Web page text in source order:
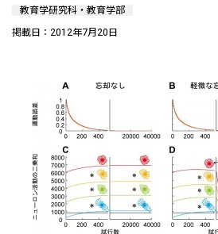
教育学研究科・教育学部
掲載日：2012年7月20日